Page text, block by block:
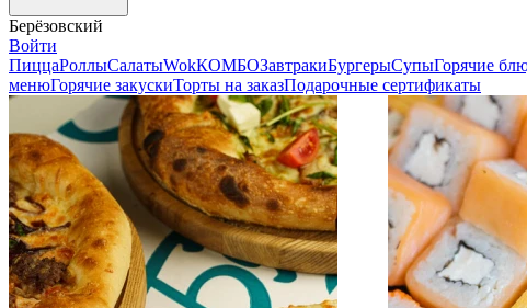
Берёзовский
Войти
ПиццаРоллыСалатыWokКОМБОЗавтракиБургерыСупыГорячие
менюГорячие закускиТорты на заказПодарочные сертификаты